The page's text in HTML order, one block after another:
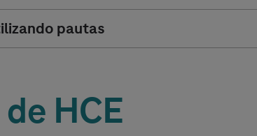
pautas
HCE